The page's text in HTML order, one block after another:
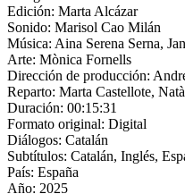
Edición: Marta Alcázar
Sonido: Marisol Cao Milán
Música: Aina Serena Serna,
Arte: Mònica Fornells
Dirección de producción:
Reparto: Marta Castellote,
Duración: 00:15:31
Formato original: Digital
Diálogos: Catalán
Subtítulos: Catalán, Inglés,
País: España
Año: 2025